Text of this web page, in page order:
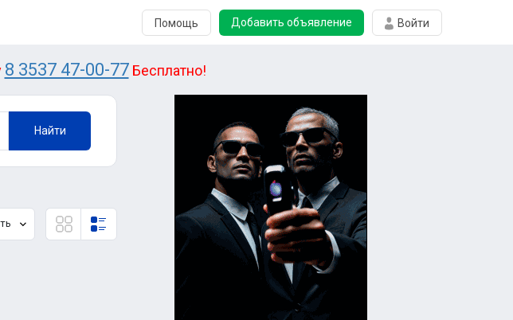
Помощь Добавить объявление Войти
8 3537 47-00-77Бесплатно!
Найти